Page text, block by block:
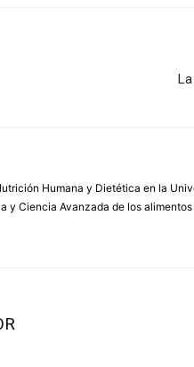
Humana y Dietética en la
y Ciencia Avanzada de los alimentos